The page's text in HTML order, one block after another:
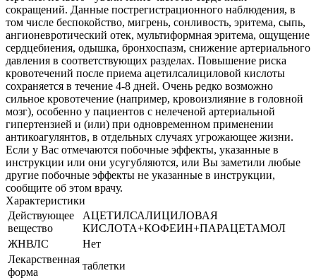
сокращений. Данные пострегистрационного наблюдения, в
том числе беспокойство, мигрень, сонливость, эритема, сыпь,
ангионевротический отек, мультиформная эритема, ощущение
сердцебиения, одышка, бронхоспазм, снижение артериального
давления в соответствующих разделах. Повышение риска
кровотечений после приема ацетилсалициловой кислоты
сохраняется в течение 4-8 дней. Очень редко возможно
сильное кровотечение (например, кровоизлияние в головной
мозг), особенно у пациентов с нелеченой артериальной
гипертензией и (или) при одновременном применении
антикоагулянтов, в отдельных случаях угрожающее жизни.
Если у Вас отмечаются побочные эффекты, указанные в
инструкции или они усугубляются, или Вы заметили любые
другие побочные эффекты не указанные в инструкции,
сообщите об этом врачу.
Характеристики
Действующее
вещество
АЦЕТИЛСАЛИЦИЛОВАЯ
КИСЛОТА+КОФЕИН+ПАРАЦЕТАМОЛ
ЖНВЛС
Нет
Лекарственная
форма
таблетки